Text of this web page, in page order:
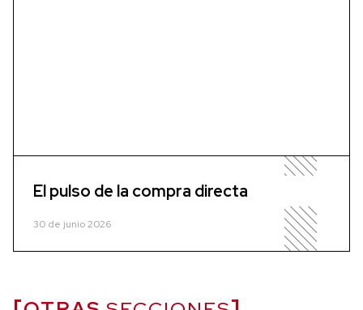
El pulso de la compra directa
30 de junio 2026